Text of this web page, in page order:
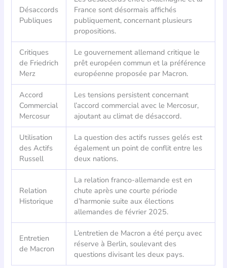
Désaccords
Publiques
France sont désormais affichés
publiquement, concernant plusieurs
propositions.
Critiques
de Friedrich
Merz
Le gouvernement allemand critique le
prêt européen commun et la préférence
européenne proposée par Macron.
Accord
Commercial
Mercosur
Les tensions persistent concernant
l’accord commercial avec le Mercosur,
ajoutant au climat de désaccord.
Utilisation
des Actifs
Russell
La question des actifs russes gelés est
également un point de conflit entre les
deux nations.
Relation
Historique
La relation franco-allemande est en
chute après une courte période
d’harmonie suite aux élections
allemandes de février 2025.
Entretien
de Macron
L’entretien de Macron a été perçu avec
réserve à Berlin, soulevant des
questions divisant les deux pays.